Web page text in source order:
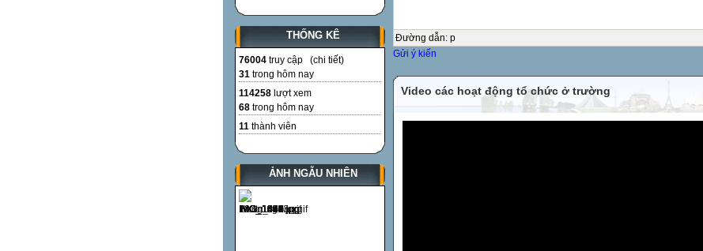
THỐNG KÊ
76004 truy cập (chi tiết)
31 trong hôm nay
114258 lượt xem
68 trong hôm nay
11 thành viên
ẢNH NGẪU NHIÊN
Đường dẫn: p
Gửi ý kiến
Video các hoạt động tổ chức ở trường